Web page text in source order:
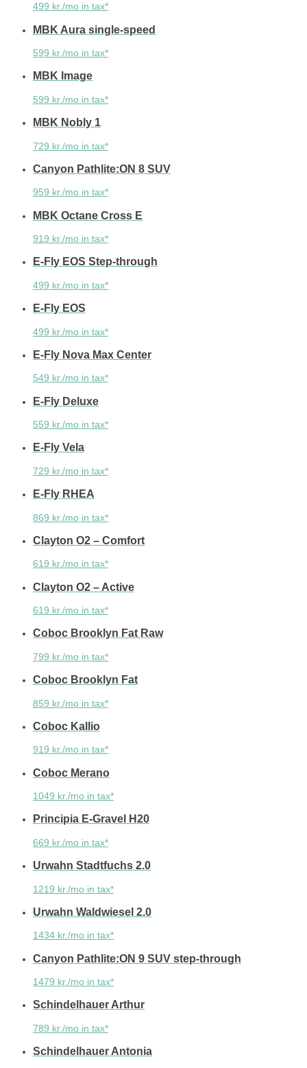
499 kr./mo in tax*
MBK Aura single-speed
599 kr./mo in tax*
MBK Image
599 kr./mo in tax*
MBK Nobly 1
729 kr./mo in tax*
Canyon Pathlite:ON 8 SUV
959 kr./mo in tax*
MBK Octane Cross E
919 kr./mo in tax*
E-Fly EOS Step-through
499 kr./mo in tax*
E-Fly EOS
499 kr./mo in tax*
E-Fly Nova Max Center
549 kr./mo in tax*
E-Fly Deluxe
559 kr./mo in tax*
E-Fly Vela
729 kr./mo in tax*
E-Fly RHEA
869 kr./mo in tax*
Clayton O2 – Comfort
619 kr./mo in tax*
Clayton O2 – Active
619 kr./mo in tax*
Coboc Brooklyn Fat Raw
799 kr./mo in tax*
Coboc Brooklyn Fat
859 kr./mo in tax*
Coboc Kallio
919 kr./mo in tax*
Coboc Merano
1049 kr./mo in tax*
Principia E-Gravel H20
669 kr./mo in tax*
Urwahn Stadtfuchs 2.0
1219 kr./mo in tax*
Urwahn Waldwiesel 2.0
1434 kr./mo in tax*
Canyon Pathlite:ON 9 SUV step-through
1479 kr./mo in tax*
Schindelhauer Arthur
789 kr./mo in tax*
Schindelhauer Antonia